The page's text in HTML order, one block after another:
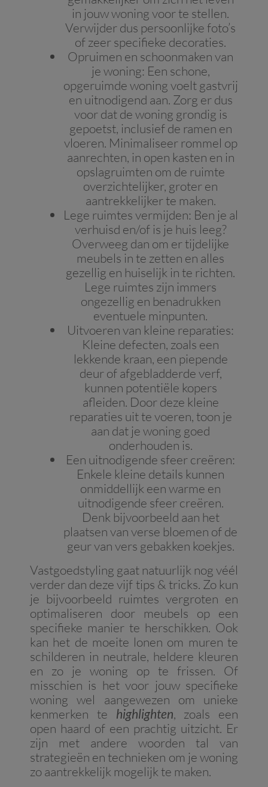
in jouw woning voor te stellen.
Verwijder dus persoonlijke foto’s
of zeer specifieke decoraties.
Opruimen en schoonmaken van
je woning: Een schone,
opgeruimde woning voelt gastvrij
en uitnodigend aan. Zorg er dus
voor dat de woning grondig is
gepoetst, inclusief de ramen en
vloeren. Minimaliseer rommel op
aanrechten, in open kasten en in
opslagruimten om de ruimte
overzichtelijker, groter en
aantrekkelijker te maken.
Lege ruimtes vermijden: Ben je al
verhuisd en/of is je huis leeg?
Overweeg dan om er tijdelijke
meubels in te zetten en alles
gezellig en huiselijk in te richten.
Lege ruimtes zijn immers
ongezellig en benadrukken
eventuele minpunten.
Uitvoeren van kleine reparaties:
Kleine defecten, zoals een
lekkende kraan, een piepende
deur of afgebladderde verf,
kunnen potentiële kopers
afleiden. Door deze kleine
reparaties uit te voeren, toon je
aan dat je woning goed
onderhouden is.
Een uitnodigende sfeer creëren:
Enkele kleine details kunnen
onmiddellijk een warme en
uitnodigende sfeer creëren.
Denk bijvoorbeeld aan het
plaatsen van verse bloemen of de
geur van vers gebakken koekjes.
Vastgoedstyling gaat natuurlijk nog véél
verder dan deze vijf tips & tricks. Zo kun
je bijvoorbeeld ruimtes vergroten en
optimaliseren door meubels op een
specifieke manier te herschikken. Ook
kan het de moeite lonen om muren te
schilderen in neutrale, heldere kleuren
en zo je woning op te frissen. Of
misschien is het voor jouw specifieke
woning wel aangewezen om unieke
kenmerken te
highlighten, zoals een
open haard of een prachtig uitzicht. Er
zijn met andere woorden tal van
strategieën en technieken om je woning
zo aantrekkelijk mogelijk te maken.